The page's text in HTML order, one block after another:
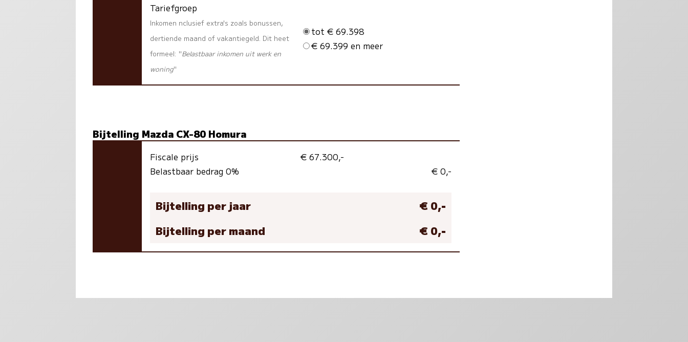
Tariefgroep
Inkomen nclusief extra's zoals bonussen,
dertiende maand of vakantiegeld. Dit heet
formeel: "Belastbaar inkomen uit werk en
woning"
tot € 69.398
€ 69.399 en meer
Bijtelling Mazda CX-80 Homura
Fiscale prijs
€ 67.300,-
Belastbaar bedrag 0%
€ 0,-
Bijtelling per jaar
€ 0,-
Bijtelling per maand
€ 0,-